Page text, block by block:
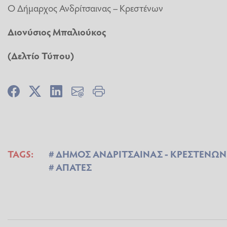
Ο Δήμαρχος Ανδρίτσαινας – Κρεστένων
Διονύσιος Μπαλιούκος
(Δελτίο Τύπου)
TAGS: ΔΗΜΟΣ ΑΝΔΡΙΤΣΑΙΝΑΣ - ΚΡΕΣΤΕΝΩΝ
ΑΠΑΤΕΣ